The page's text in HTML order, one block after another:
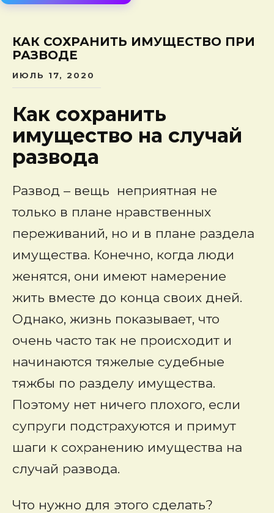
КАК СОХРАНИТЬ ИМУЩЕСТВО ПРИ
РАЗВОДЕ
ИЮЛЬ 17, 2020
Как сохранить
имущество на случай
развода
Развод – вещь неприятная не
только в плане нравственных
переживаний, но и в плане раздела
имущества. Конечно, когда люди
женятся, они имеют намерение
жить вместе до конца своих дней.
Однако, жизнь показывает, что
очень часто так не происходит и
начинаются тяжелые судебные
тяжбы по разделу имущества.
Поэтому нет ничего плохого, если
супруги подстрахуются и примут
шаги к сохранению имущества на
случай развода.
Что нужно для этого сделать?